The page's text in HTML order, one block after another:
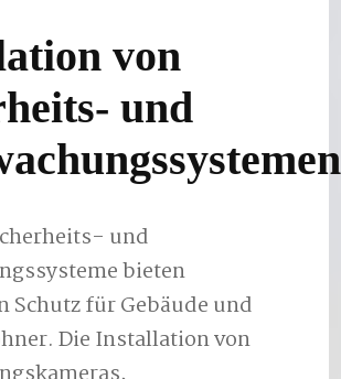
von
und
und
bieten
Schutz für Gebäude und
Die Installation von